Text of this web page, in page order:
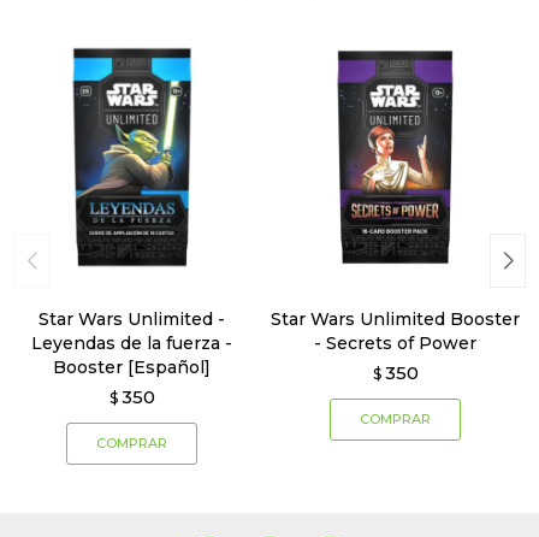
Star Wars Unlimited -
Leyendas de la fuerza -
Booster [Español]
$ 350
Star Wars Unlimited Booster
- Secrets of Power
$ 350